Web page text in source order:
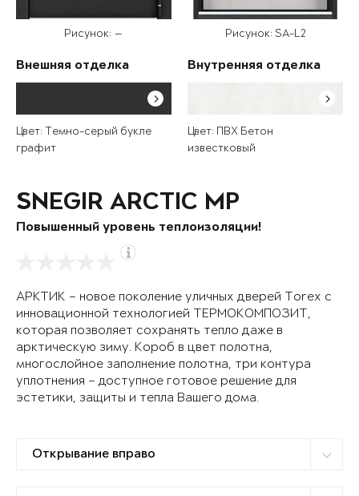
Рисунок: —
Внешняя отделка
Цвет: Темно-серый букле
графит
Рисунок: SA-L2
Внутренняя отделка
Цвет: ПВХ Бетон
известковый
SNEGIR ARCTIC MP
Повышенный уровень теплоизоляции!
АРКТИК – новое поколение уличных дверей Torex с
инновационной технологией ТЕРМОКОМПОЗИТ,
которая позволяет сохранять тепло даже в
арктическую зиму. Короб в цвет полотна,
многослойное заполнение полотна, три контура
уплотнения – доступное готовое решение для
эстетики, защиты и тепла Вашего дома.